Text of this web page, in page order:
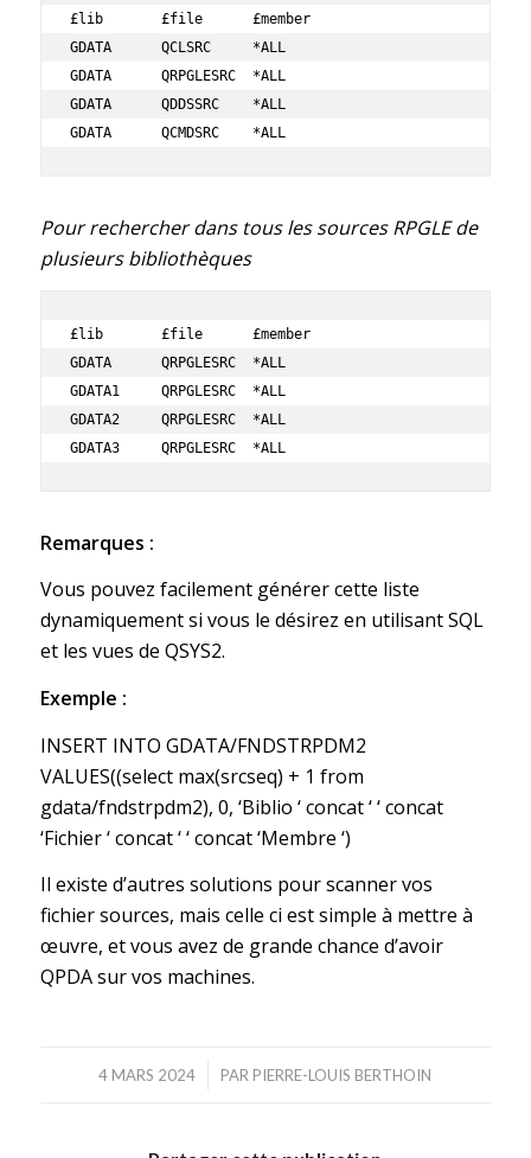
£lib       £file      £member
GDATA      QCLSRC     *ALL
GDATA      QRPGLESRC  *ALL
GDATA      QDDSSRC    *ALL
GDATA      QCMDSRC    *ALL
Pour rechercher dans tous les sources RPGLE de
plusieurs bibliothèques
£lib       £file      £member
GDATA      QRPGLESRC  *ALL
GDATA1     QRPGLESRC  *ALL
GDATA2     QRPGLESRC  *ALL
GDATA3     QRPGLESRC  *ALL
Remarques :
Vous pouvez facilement générer cette liste
dynamiquement si vous le désirez en utilisant SQL
et les vues de QSYS2.
Exemple :
INSERT INTO GDATA/FNDSTRPDM2
VALUES((select max(srcseq) + 1 from
gdata/fndstrpdm2), 0, ‘Biblio ‘ concat ‘ ‘ concat
‘Fichier ‘ concat ‘ ‘ concat ‘Membre ‘)
Il existe d’autres solutions pour scanner vos
fichier sources, mais celle ci est simple à mettre à
œuvre, et vous avez de grande chance d’avoir
QPDA sur vos machines.
4 MARS 2024
/ PAR PIERRE-LOUIS BERTHOIN